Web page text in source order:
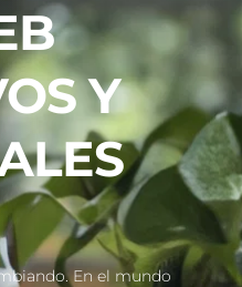
Y
En el mundo